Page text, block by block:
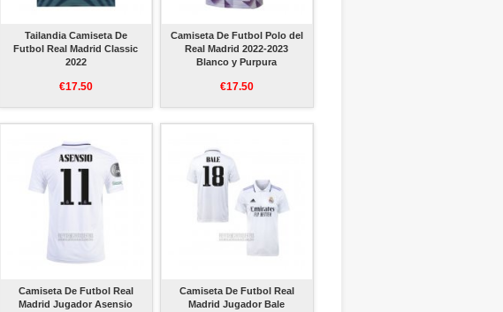
Tailandia Camiseta De
Futbol Real Madrid Classic
2022
€17.50
Camiseta De Futbol Polo del
Real Madrid 2022-2023
Blanco y Purpura
€17.50
Camiseta De Futbol Real
Madrid Jugador Asensio
Camiseta De Futbol Real
Madrid Jugador Bale